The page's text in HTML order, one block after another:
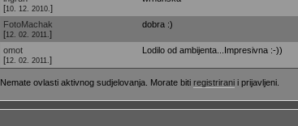
[10. 12. 2010. ]
FotoMachak
[12. 02. 2011. ]
dobra :)
omot
[12. 02. 2011. ]
Lodilo od ambijenta...Impresivna :-))
Nemate ovlasti aktivnog sudjelovanja. Morate biti registrirani i prijavljeni.